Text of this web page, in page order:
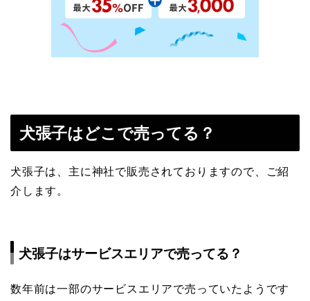
犬張子はどこで売ってる？
犬張子は、主に神社で販売されておりますので、ご紹
介します。
犬張子はサービスエリアで売ってる？
数年前は一部のサービスエリアで売っていたようです